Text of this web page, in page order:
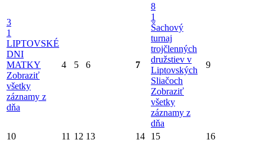
3
1
LIPTOVSKÉ
DNI
MATKY
Zobraziť
všetky
záznamy z
dňa
4 5 6 7
8
1
Šachový
turnaj
trojčlenných
družstiev v
Liptovských
Sliačoch
Zobraziť
všetky
záznamy z
dňa
9
10 11 12 13 14 15 16